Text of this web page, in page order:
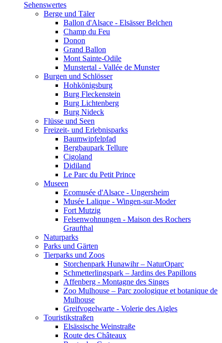
Sehenswertes
Berge und Täler
Ballon d'Alsace - Elsässer Belchen
Champ du Feu
Donon
Grand Ballon
Mont Sainte-Odile
Munstertal - Vallée de Munster
Burgen und Schlösser
Hohkönigsburg
Burg Fleckenstein
Burg Lichtenberg
Burg Nideck
Flüsse und Seen
Freizeit- und Erlebnisparks
Baumwipfelpfad
Bergbaupark Tellure
Cigoland
Didiland
Le Parc du Petit Prince
Museen
Ecomusée d'Alsace - Ungersheim
Musée Lalique - Wingen-sur-Moder
Fort Mutzig
Felsenwohnungen - Maison des Rochers
Graufthal
Naturparks
Parks und Gärten
Tierparks und Zoos
Storchenpark Hunawihr – NaturOparc
Schmetterlingspark – Jardins des Papillons
Affenberg - Montagne des Singes
Zoo Mulhouse – Parc zoologique et botanique de
Mulhouse
Greifvogelwarte - Volerie des Aigles
Touristikstraßen
Elsässische Weinstraße
Route des Châteaux